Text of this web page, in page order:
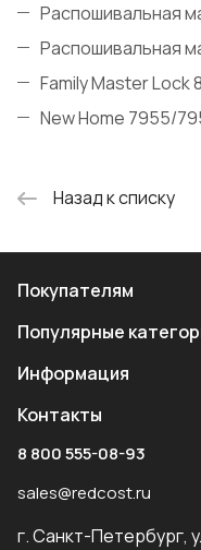
Распошивальная
Распошивальная
Family Master Lock
New Home 7955/
Назад к списку
Покупателям
Популярные
Информация
Контакты
8 800 555-08-93
sales@redcost.ru
г. Санкт-Петербург,